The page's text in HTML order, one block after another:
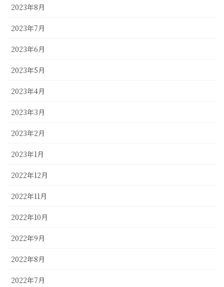
2023年8月
2023年7月
2023年6月
2023年5月
2023年4月
2023年3月
2023年2月
2023年1月
2022年12月
2022年11月
2022年10月
2022年9月
2022年8月
2022年7月